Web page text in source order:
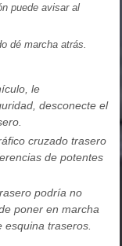
puede avisar al
dé marcha atrás.
le
desconecte el
cruzado trasero
de potentes
podría no
poner en marcha
traseros.